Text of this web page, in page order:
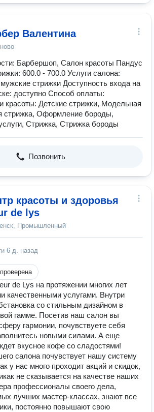
Валентина
Барбершоп, Салон красоты Пандус
600.0 - 700.0 Услуги салона:
стрижки Доступность входа на
доступно Способ оплаты:
красоты: Детские стрижки, Модельная
стрижка, Оформление бороды,
Стрижка, Стрижка бороды
Позвонить
красоты и здоровья
de lys
Промышленный
6 д. назад
de Lys на протяжении многих лет
качественными услугами. Внутри
со стильным дизайном в
гамме. Посетив наш салон вы
гармонии, почувствуете себя
новыми силами. А еще
вкусное кофе со сладостями!
салона почувствует нашу систему
у нас много проходит акций и скидок,
не сказывается на качестве наших
профессионалы своего дела,
лучших мастер-классах, знают все
постоянно повышают свою